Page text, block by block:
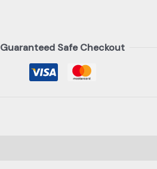
Guaranteed Safe Checkout